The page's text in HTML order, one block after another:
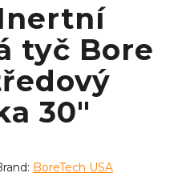
tyč Bore
30"
BoreTech USA